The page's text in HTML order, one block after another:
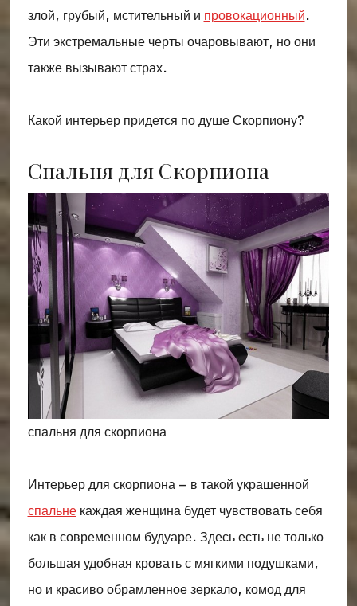
злой, грубый, мстительный и провокационный.
Эти экстремальные черты очаровывают, но они
также вызывают страх.
Какой интерьер придется по душе Скорпиону?
Спальня для Скорпиона
спальня для скорпиона
Интерьер для скорпиона – в такой украшенной
спальнекаждая женщина будет чувствовать себя
как в современном будуаре. Здесь есть не только
большая удобная кровать с мягкими подушками,
но и красиво обрамленное зеркало, комод для